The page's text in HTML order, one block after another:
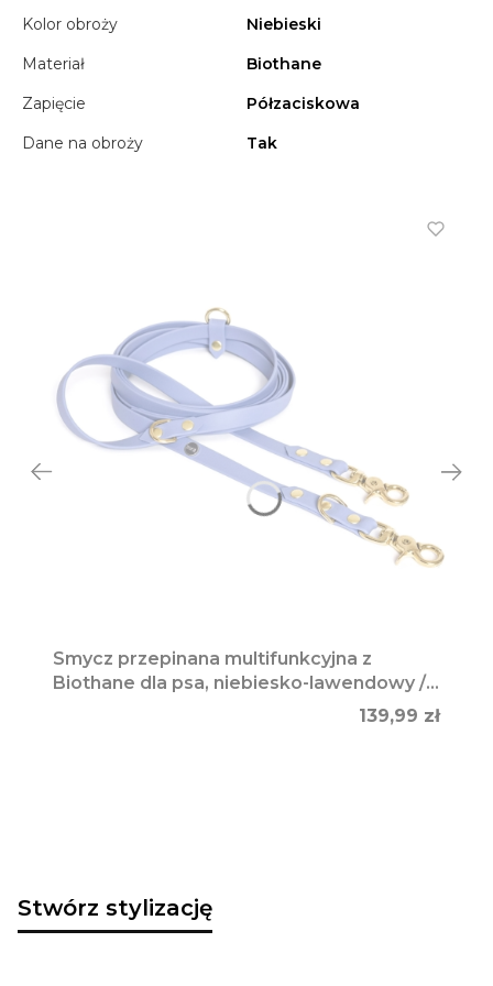
Kolor obroży
Niebieski
Materiał
Biothane
Zapięcie
Półzaciskowa
Dane na obroży
Tak
Smycz przepinana multifunkcyjna z
Biothane dla psa, niebiesko-lawendowy /
Cena
139,99 zł
Stwórz stylizację